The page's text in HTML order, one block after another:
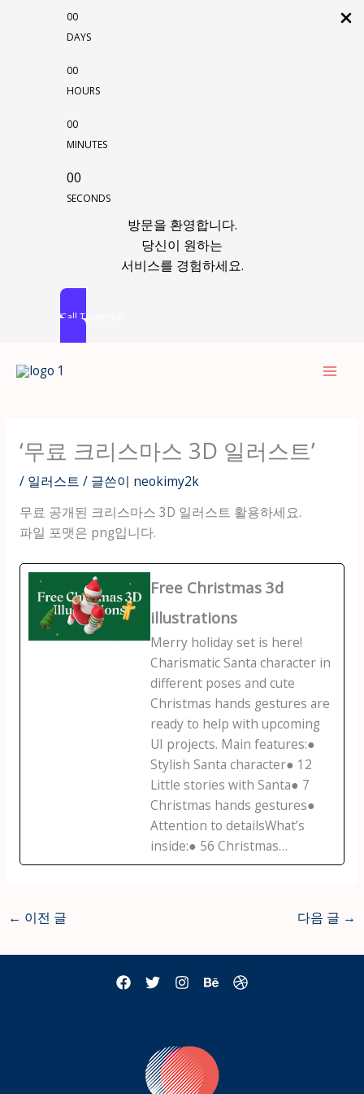
00
DAYS
00
HOURS
00
MINUTES
00
SECONDS
방문을 환영합니다.
당신이 원하는
서비스를 경험하세요.
Call To Action
‘무료 크리스마스 3D 일러스트’
/ 일러스트 / 글쓴이 neokimy2k
무료 공개된 크리스마스 3D 일러스트 활용하세요.
파일 포맷은 png입니다.
Free Christmas 3d
illustrations
Merry holiday set is here!
Charismatic Santa character in
different poses and cute
Christmas hands gestures are
ready to help with upcoming
UI projects. Main features:●
Stylish Santa character● 12
Little stories with Santa● 7
Christmas hands gestures●
Attention to detailsWhat’s
inside:● 56 Christmas…
← 이전 글 다음 글 →